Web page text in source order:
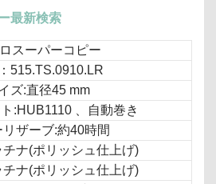
最新検索
スーパーコピー
515.TS.0910.LR
ズ:直径45 mm
:HUB1110 、自動巻き
ザーブ:約40時間
ナ(ポリッシュ仕上げ)
ナ(ポリッシュ仕上げ)